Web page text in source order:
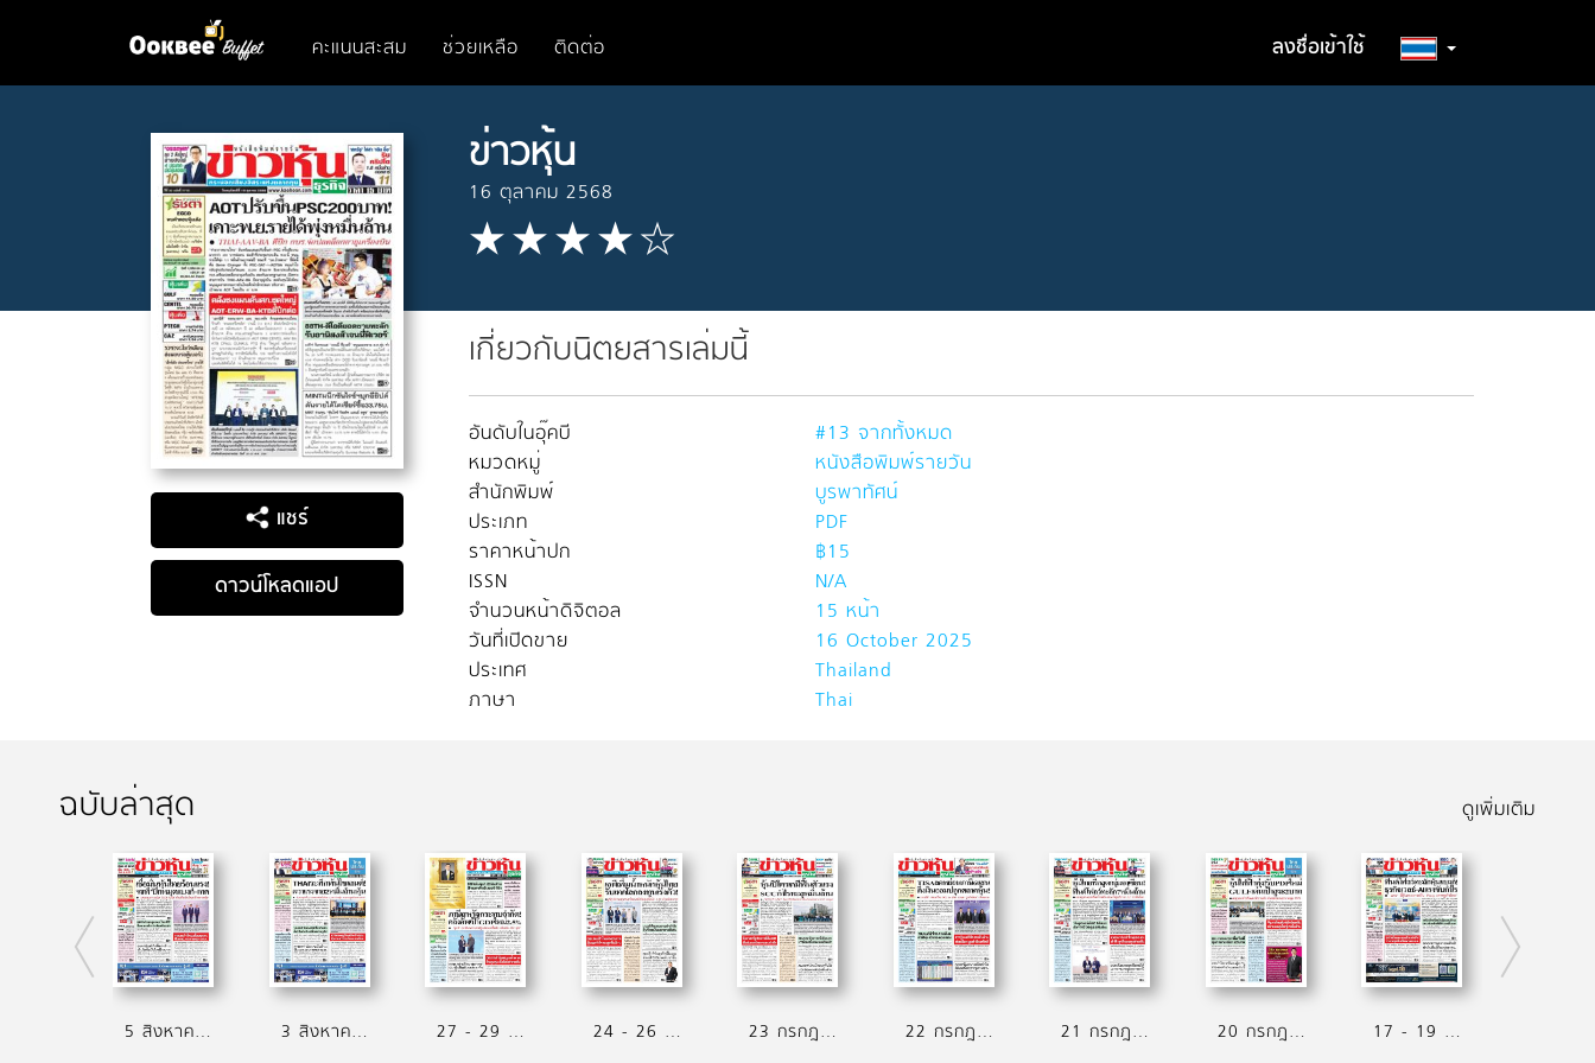
คะแนนสะสม ช่วยเหลือ ติดต่อ ลงชื่อเข้าใช้
แชร์
ดาวน์โหลดแอป
ข่าวหุ้น
16 ตุลาคม 2568
เกี่ยวกับนิตยสารเล่มนี้
อันดับในอุ๊คบี
#13 จากทั้งหมด
หมวดหมู่
หนังสือพิมพ์รายวัน
สำนักพิมพ์
บูรพาทัศน์
ประเภท
PDF
ราคาหน้าปก
฿15
ISSN
N/A
จำนวนหน้าดิจิตอล
15 หน้า
วันที่เปิดขาย
16 October 2025
ประเทศ
Thailand
ภาษา
Thai
ฉบับล่าสุด ดูเพิ่มเติม
5 สิงหาคม 2569 3 สิงหาคม 2569 27 - 29 กรกฎาคม 2569 24 - 26 กรกฎาคม 2569 23 กรกฎาคม 2569 22 กรกฎาคม 2569 21 กรกฎาคม 2569 20 กรกฎาคม 2569 17 - 19 กรกฎาคม 2569